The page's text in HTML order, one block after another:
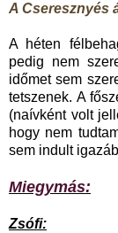
A Cseresznyés
A héten
pedig nem
időmet sem
tetszenek. A
(naívként volt
hogy nem
sem indult
Miegymás:
Zsófi: